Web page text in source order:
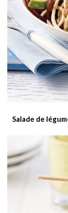
Salade de